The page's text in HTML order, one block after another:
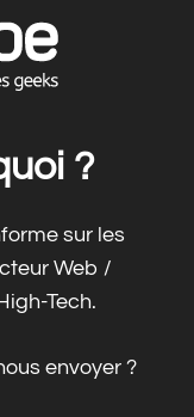
?
sur les
Web /
Tech.
envoyer ?